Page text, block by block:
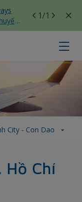
1/1
-
City - Con Dao
Hồ Chí